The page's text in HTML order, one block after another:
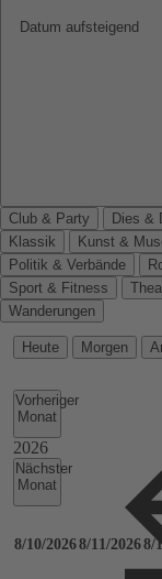
Datum aufsteigend
Club & Party Dies &
Klassik
Kunst &
Politik & Verbände
Sport & Fitness
Wanderungen
Heute Morgen
Vorheriger
Monat
Nächster
Monat